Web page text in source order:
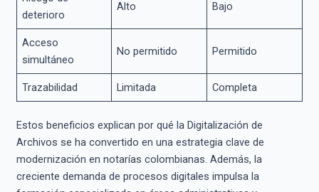
deterioro
Alto Bajo
Acceso
simultáneo
No permitido Permitido
Trazabilidad Limitada Completa
Estos beneficios explican por qué la Digitalización de
Archivos se ha convertido en una estrategia clave de
modernización en notarías colombianas. Además, la
creciente demanda de procesos digitales impulsa la